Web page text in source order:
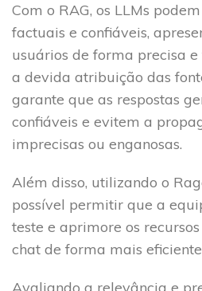
Com o RAG, os LLMs
factuais e confiáveis,
usuários de forma precisa
a devida atribuição das
garante que as respostas
confiáveis e evitem a
imprecisas ou enganosas.
Além disso, utilizando o
possível permitir que a
teste e aprimore os
chat de forma mais